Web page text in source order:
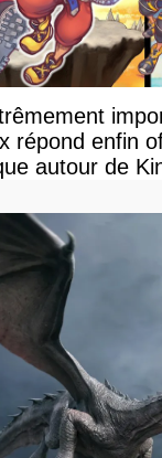
répond enfin
autour de